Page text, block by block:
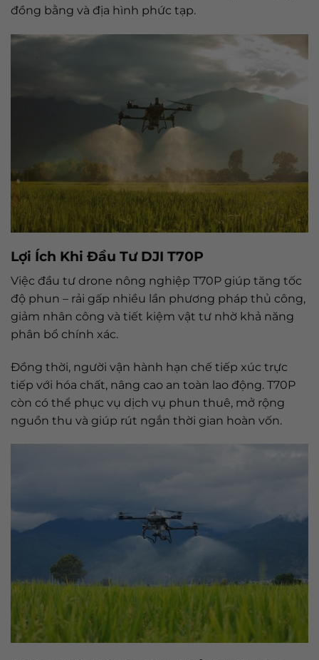
đồng bằng và địa hình phức tạp.
Lợi Ích Khi Đầu Tư DJI T70P
Việc đầu tư drone nông nghiệp T70P giúp tăng tốc
độ phun – rải gấp nhiều lần phương pháp thủ công,
giảm nhân công và tiết kiệm vật tư nhờ khả năng
phân bổ chính xác.
Đồng thời, người vận hành hạn chế tiếp xúc trực
tiếp với hóa chất, nâng cao an toàn lao động. T70P
còn có thể phục vụ dịch vụ phun thuê, mở rộng
nguồn thu và giúp rút ngắn thời gian hoàn vốn.